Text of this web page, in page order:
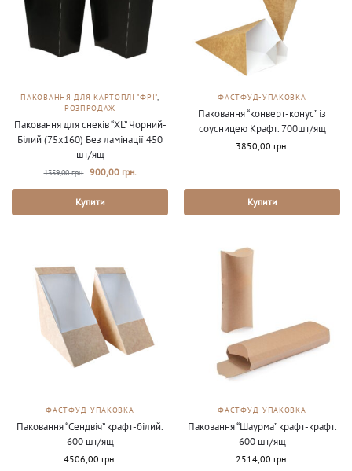
ПАКОВАННЯ ДЛЯ КАРТОПЛІ "ФРІ",
РОЗПРОДАЖ
Паковання для снеків “XL” Чорний-
Білий (75х160) Без ламінації 450
шт/ящ
1359,00грн. 900,00 грн.
Купити
ФАСТФУД-УПАКОВКА
Паковання “конверт-конус” із
соусницею Крафт. 700шт/ящ
3850,00 грн.
Купити
ФАСТФУД-УПАКОВКА
Паковання “Сендвіч” крафт-білий.
600 шт/ящ
4506,00 грн.
ФАСТФУД-УПАКОВКА
Паковання “Шаурма” крафт-крафт.
600 шт/ящ
2514,00 грн.